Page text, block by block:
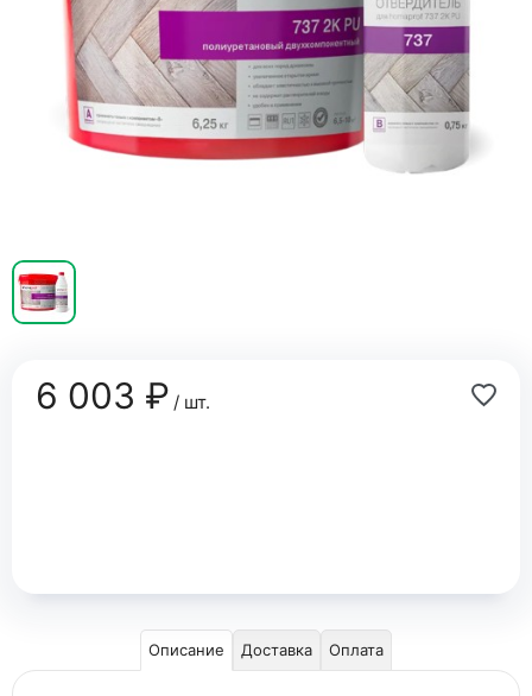
6 003 ₽/ шт.
Описание Доставка Оплата